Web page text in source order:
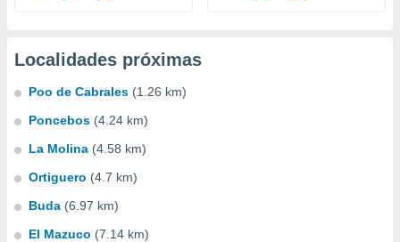
Localidades próximas
Poo de Cabrales (1.26 km)
Poncebos (4.24 km)
La Molina (4.58 km)
Ortiguero (4.7 km)
Buda (6.97 km)
El Mazuco (7.14 km)